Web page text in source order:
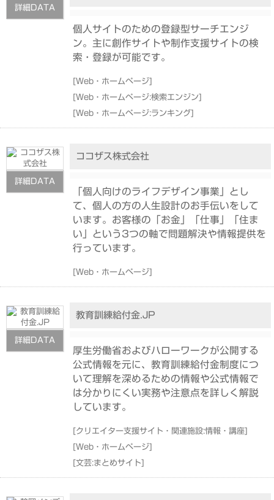
詳細DATA
個人サイトのための登録型サーチエンジ
ン。主に創作サイトや制作支援サイトの検
索・登録が可能です。
[Web・ホームページ]
[Web・ホームページ:検索エンジン]
[Web・ホームページ:ランキング]
詳細DATA
ココザス株式会社
「個人向けのライフデザイン事業」とし
て、個人の方の人生設計のお手伝いをして
います。お客様の「お金」「仕事」「住ま
い」という3つの軸で問題解決や情報提供を
行っています。
[Web・ホームページ]
詳細DATA
教育訓練給付金.JP
厚生労働省およびハローワークが公開する
公式情報を元に、教育訓練給付金制度につ
いて理解を深めるための情報や公式情報で
は分かりにくい実務や注意点を詳しく解説
しています。
[クリエイター支援サイト・関連施設:情報・講座]
[Web・ホームページ]
[文芸:まとめサイト]